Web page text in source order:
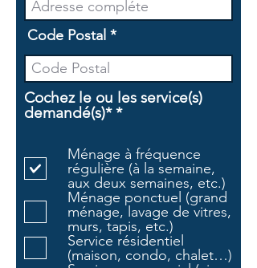
Code Postal
Cochez le ou les service(s)
demandé(s)* *O
g
a
t
o
i
r
Ménage à fréquence
régulière (à la semaine,
aux deux semaines, etc.)
Ménage ponctuel (grand
ménage, lavage de vitres,
murs, tapis, etc.)
Service résidentiel
(maison, condo, chalet…)